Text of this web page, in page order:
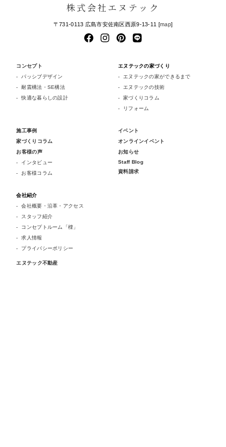
株式会社エヌテック
〒731-0113 広島市安佐南区西原9-13-11 [map]
コンセプト
パッシブデザイン
耐震構法・SE構法
快適な暮らしの設計
エヌテックの家づくり
エヌテックの家ができるまで
エヌテックの技術
家づくりコラム
リフォーム
施工事例
家づくりコラム
お客様の声
インタビュー
お客様コラム
イベント
オンラインイベント
お知らせ
Staff Blog
資料請求
会社紹介
会社概要・沿革・アクセス
スタッフ紹介
コンセプトルーム「檪」
求人情報
プライバシーポリシー
エヌテック不動産